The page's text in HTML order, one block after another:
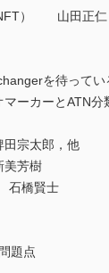
NFT） 山田正仁
を待ってい
マーカーと
宗太郎，他
芳樹
石橋賢士
題点